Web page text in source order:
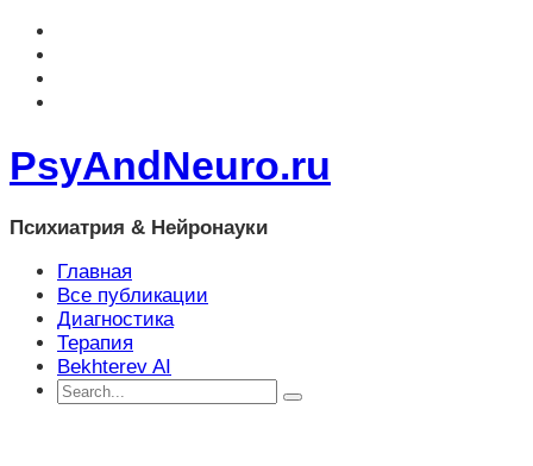
PsyAndNeuro.ru
Психиатрия & Нейронауки
Главная
Все публикации
Диагностика
Терапия
Bekhterev AI